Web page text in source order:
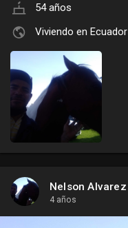
54 años
Viviendo en Ecuador
Nelson Alvarez
4 años